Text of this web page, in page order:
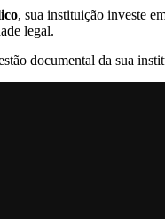
, sua instituição investe
legal.
documental da sua